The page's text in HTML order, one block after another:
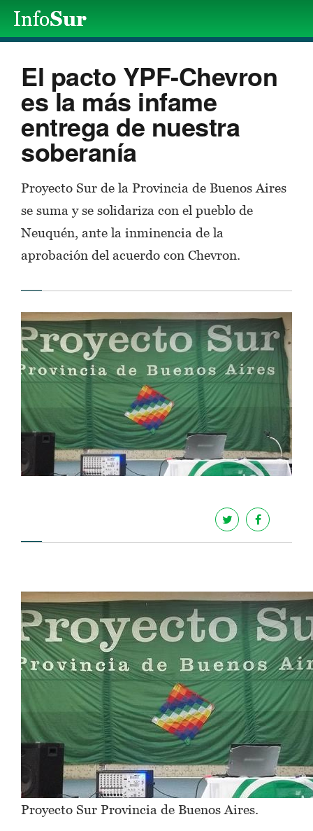
El pacto YPF-Chevron
es la más infame
entrega de nuestra
soberanía
Proyecto Sur de la Provincia de Buenos Aires
se suma y se solidariza con el pueblo de
Neuquén, ante la inminencia de la
aprobación del acuerdo con Chevron.
Proyecto Sur Provincia de Buenos Aires.